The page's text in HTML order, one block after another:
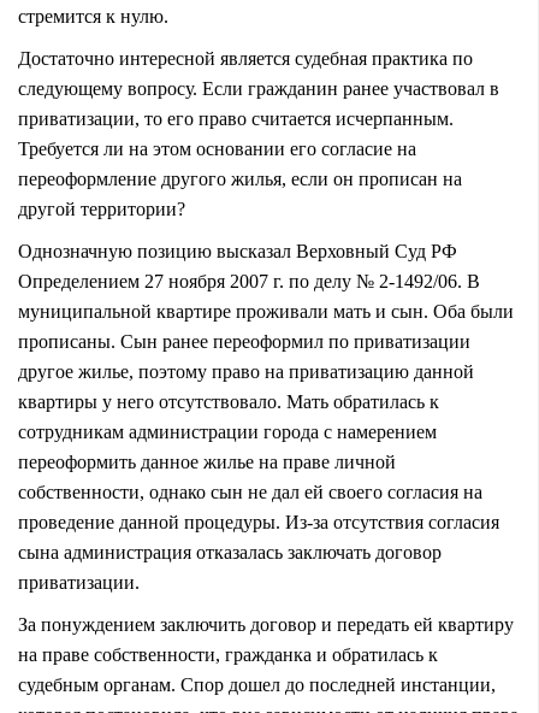
стремится к нулю.
Достаточно интересной является судебная практика по
следующему вопросу. Если гражданин ранее участвовал в
приватизации, то его право считается исчерпанным.
Требуется ли на этом основании его согласие на
переоформление другого жилья, если он прописан на
другой территории?
Однозначную позицию высказал Верховный Суд РФ
Определением 27 ноября 2007 г. по делу № 2-1492/06. В
муниципальной квартире проживали мать и сын. Оба были
прописаны. Сын ранее переоформил по приватизации
другое жилье, поэтому право на приватизацию данной
квартиры у него отсутствовало. Мать обратилась к
сотрудникам администрации города с намерением
переоформить данное жилье на праве личной
собственности, однако сын не дал ей своего согласия на
проведение данной процедуры. Из-за отсутствия согласия
сына администрация отказалась заключать договор
приватизации.
За понуждением заключить договор и передать ей квартиру
на праве собственности, гражданка и обратилась к
судебным органам. Спор дошел до последней инстанции,